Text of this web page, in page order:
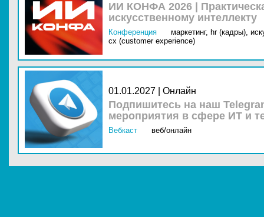
ИИ КОНФА 2026 |
искусственному интеллекту
Конференция маркетинг, hr (кадры),
cx (customer experience)
01.01.2027 | Онлайн
Подпишитесь на наш
мероприятия в сфере ИТ и
Вебкаст веб/онлайн